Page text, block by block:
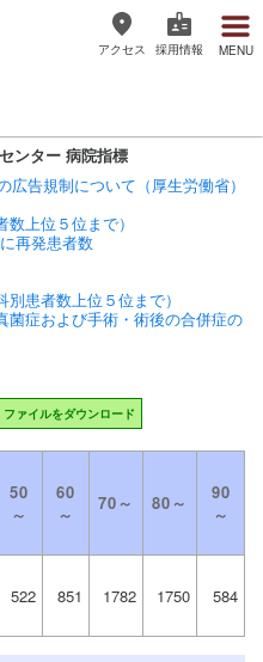
アクセス 採用情報 MENU
ンター 病院指標
広告規制について（厚生労働省）
上位５位まで）
再発患者数
患者数上位５位まで）
菌症および手術・術後の合併症の
ファイルをダウンロード
50
～
60
～
70～ 80～
90
～
522 851 1782 1750 584